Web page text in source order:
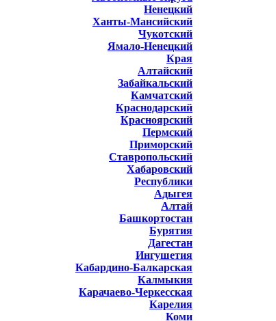
Ненецкий
Ханты-Мансийский
Чукотский
Ямало-Ненецкий
Края
Алтайский
Забайкальский
Камчатский
Краснодарский
Красноярский
Пермский
Приморский
Ставропольский
Хабаровский
Республики
Адыгея
Алтай
Башкортостан
Бурятия
Дагестан
Ингушетия
Кабардино-Балкарская
Калмыкия
Карачаево-Черкесская
Карелия
Коми